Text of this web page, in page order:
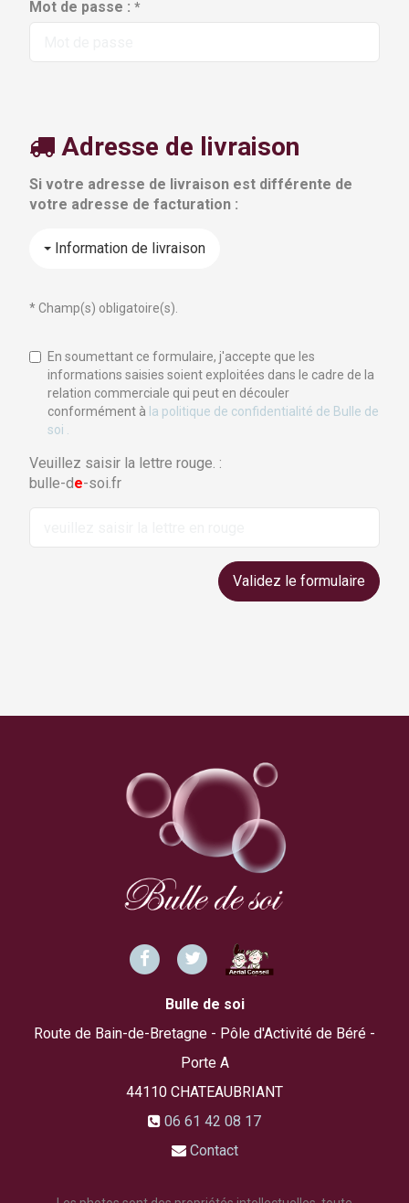
Mot de passe :*
Adresse de livraison
Si votre adresse de livraison est différente de
votre adresse de facturation :
Information de livraison
* Champ(s) obligatoire(s).
En soumettant ce formulaire, j'accepte que les
informations saisies soient exploitées dans le cadre de la
relation commerciale qui peut en découler
conformément à la politique de confidentialité de Bulle de
soi .
Veuillez saisir la lettre rouge. :
bulle-de-soi.fr
Validez le formulaire
Bulle de soi
Route de Bain-de-Bretagne - Pôle d'Activité de Béré -
Porte A
44110 CHATEAUBRIANT
06 61 42 08 17
Contact